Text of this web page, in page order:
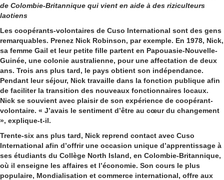
de Colombie-Britannique qui vient en aide à des riziculteurs
laotiens
Les coopérants-volontaires de Cuso International sont des gens
remarquables. Prenez Nick Robinson, par exemple. En 1978, Nick,
sa femme Gail et leur petite fille partent en Papouasie-Nouvelle-
Guinée, une colonie australienne, pour une affectation de deux
ans. Trois ans plus tard, le pays obtient son indépendance.
Pendant leur séjour, Nick travaille dans la fonction publique afin
de faciliter la transition des nouveaux fonctionnaires locaux.
Nick se souvient avec plaisir de son expérience de coopérant-
volontaire. « J’avais le sentiment d’être au cœur du changement
», explique-t-il.
Trente-six ans plus tard, Nick reprend contact avec Cuso
International afin d’offrir une occasion unique d’apprentissage à
ses étudiants du Collège North Island, en Colombie-Britannique,
où il enseigne les affaires et l’économie. Son cours le plus
populaire, Mondialisation et commerce international, offre aux